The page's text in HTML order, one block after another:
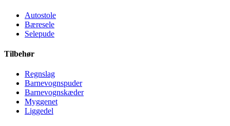
Autostole
Bæresele
Selepude
Tilbehør
Regnslag
Barnevognspuder
Barnevognskæder
Myggenet
Liggedel